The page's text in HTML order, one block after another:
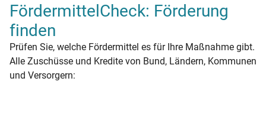
FördermittelCheck: Förderung
finden
Prüfen Sie, welche Fördermittel es für Ihre Maßnahme gibt.
Alle Zuschüsse und Kredite von Bund, Ländern, Kommunen
und Versorgern: